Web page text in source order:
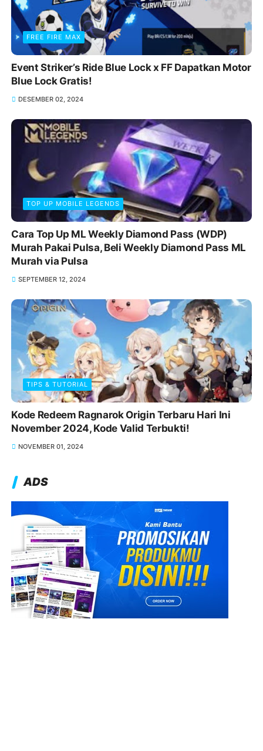
FREE FIRE MAX
Event Striker’s Ride Blue Lock x FF Dapatkan Motor
Blue Lock Gratis!
DESEMBER 02, 2024
TOP UP MOBILE LEGENDS
Cara Top Up ML Weekly Diamond Pass (WDP)
Murah Pakai Pulsa, Beli Weekly Diamond Pass ML
Murah via Pulsa
SEPTEMBER 12, 2024
TIPS & TUTORIAL
Kode Redeem Ragnarok Origin Terbaru Hari Ini
November 2024, Kode Valid Terbukti!
NOVEMBER 01, 2024
ADS